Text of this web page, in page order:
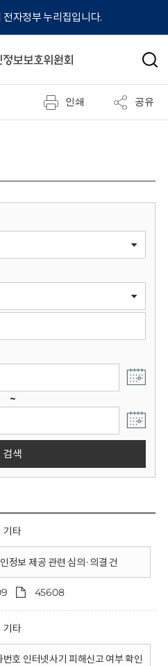
자정부 누리집입니다.
검
인쇄 공유
~
검색
기타
정보 제공 관련 심의·의결 건
45608
기타
호 인터넷사기 피해신고 여부 확인